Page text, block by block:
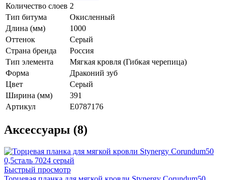
Количество слоев 2
Тип битума
Окисленный
Длина (мм)
1000
Оттенок
Серый
Страна бренда
Россия
Тип элемента
Мягкая кровля (Гибкая черепица)
Форма
Драконий зуб
Цвет
Серый
Ширина (мм)
391
Артикул
E0787176
Аксессуары (8)
Быстрый просмотр